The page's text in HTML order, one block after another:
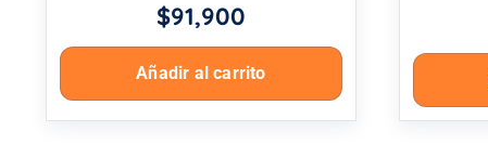
$91,900
Añadir al carrito